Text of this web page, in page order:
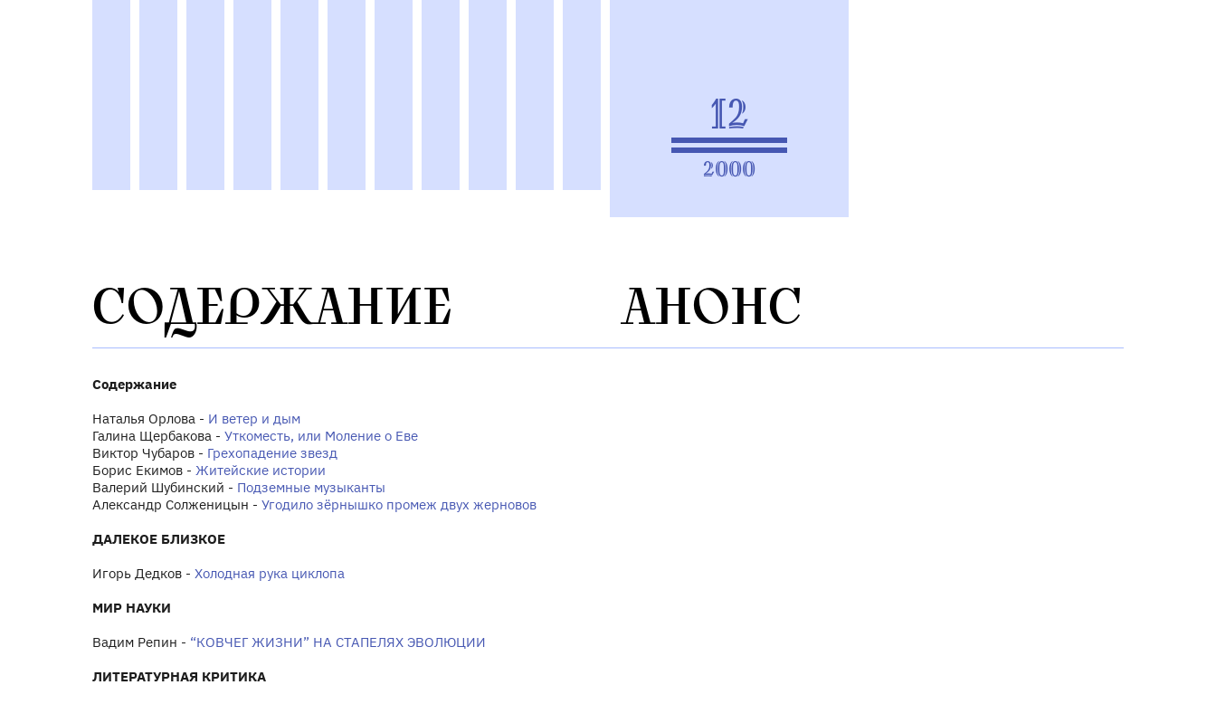
12
2000
СОДЕРЖАНИЕ
Содержание
Наталья Орлова - И ветер и дым
Галина Щербакова - Уткоместь, или Моление о Еве
Виктор Чубаров - Грехопадение звезд
Борис Екимов - Житейские истории
Валерий Шубинский - Подземные музыканты
Александр Солженицын - Угодило зёрнышко промеж двух жерновов
ДАЛЕКОЕ БЛИЗКОЕ
Игорь Дедков - Холодная рука циклопа
МИР НАУКИ
Вадим Репин - “КОВЧЕГ ЖИЗНИ” НА СТАПЕЛЯХ ЭВОЛЮЦИИ
ЛИТЕРАТУРНАЯ КРИТИКА
АНОНС